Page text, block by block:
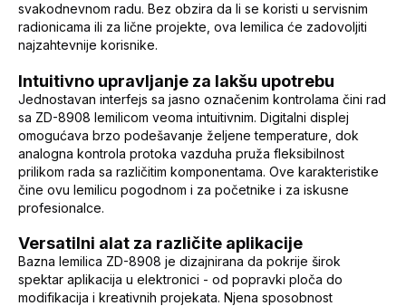
svakodnevnom radu. Bez obzira da li se koristi u servisnim
radionicama ili za lične projekte, ova lemilica će zadovoljiti
najzahtevnije korisnike.
Intuitivno upravljanje za lakšu upotrebu
Jednostavan interfejs sa jasno označenim kontrolama čini rad
sa ZD-8908 lemilicom veoma intuitivnim. Digitalni displej
omogućava brzo podešavanje željene temperature, dok
analogna kontrola protoka vazduha pruža fleksibilnost
prilikom rada sa različitim komponentama. Ove karakteristike
čine ovu lemilicu pogodnom i za početnike i za iskusne
profesionalce.
Versatilni alat za različite aplikacije
Bazna lemilica ZD-8908 je dizajnirana da pokrije širok
spektar aplikacija u elektronici - od popravki ploča do
modifikacija i kreativnih projekata. Njena sposobnost